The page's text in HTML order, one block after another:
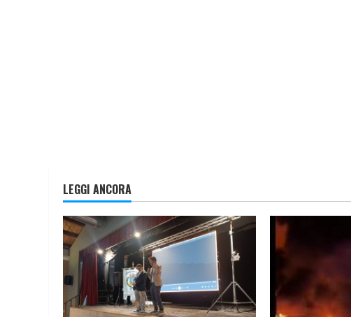
LEGGI ANCORA